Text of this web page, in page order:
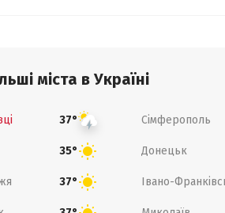
міста в Україні
37° Сімферополь
35° Донецьк
37° Івано-